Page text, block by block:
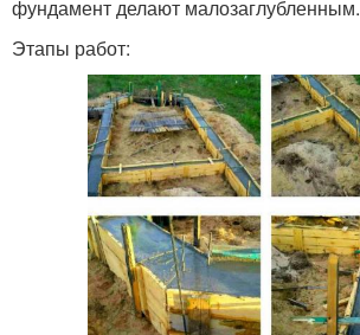
фундамент делают малозаглубленным.
Этапы работ: